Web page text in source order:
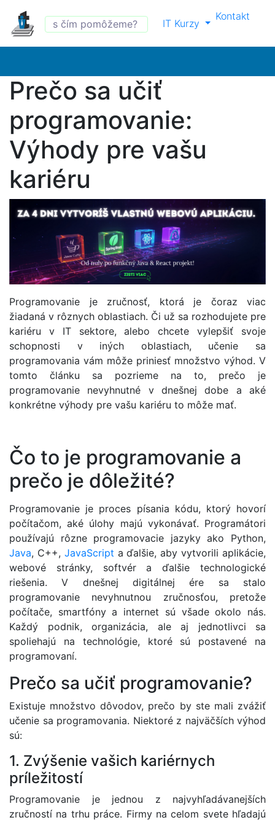
IT Kurzy
Kontakt
Prečo sa učiť
programovanie:
Výhody pre vašu
kariéru
Programovanie je zručnosť, ktorá je čoraz viac
žiadaná v rôznych oblastiach. Či už sa rozhodujete pre
kariéru v IT sektore, alebo chcete vylepšiť svoje
schopnosti v iných oblastiach, učenie sa
programovania vám môže priniesť množstvo výhod. V
tomto článku sa pozrieme na to, prečo je
programovanie nevyhnutné v dnešnej dobe a aké
konkrétne výhody pre vašu kariéru to môže mať.
Čo to je programovanie a
prečo je dôležité?
Programovanie je proces písania kódu, ktorý hovorí
počítačom, aké úlohy majú vykonávať. Programátori
používajú rôzne programovacie jazyky ako Python,
Java, C++, JavaScript a ďalšie, aby vytvorili aplikácie,
webové stránky, softvér a ďalšie technologické
riešenia. V dnešnej digitálnej ére sa stalo
programovanie nevyhnutnou zručnosťou, pretože
počítače, smartfóny a internet sú všade okolo nás.
Každý podnik, organizácia, ale aj jednotlivci sa
spoliehajú na technológie, ktoré sú postavené na
programovaní.
Prečo sa učiť programovanie?
Existuje množstvo dôvodov, prečo by ste mali zvážiť
učenie sa programovania. Niektoré z najväčších výhod
sú:
1. Zvýšenie vašich kariérnych
príležitostí
Programovanie je jednou z najvyhľadávanejších
zručností na trhu práce. Firmy na celom svete hľadajú